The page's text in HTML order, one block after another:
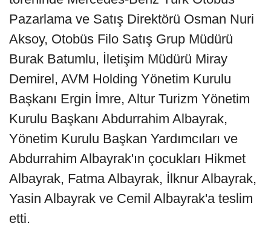
Pazarlama ve Satış Direktörü Osman Nuri
Aksoy, Otobüs Filo Satış Grup Müdürü
Burak Batumlu, İletişim Müdürü Miray
Demirel, AVM Holding Yönetim Kurulu
Başkanı Ergin İmre, Altur Turizm Yönetim
Kurulu Başkanı Abdurrahim Albayrak,
Yönetim Kurulu Başkan Yardımcıları ve
Abdurrahim Albayrak'ın çocukları Hikmet
Albayrak, Fatma Albayrak, İlknur Albayrak,
Yasin Albayrak ve Cemil Albayrak'a teslim
etti.